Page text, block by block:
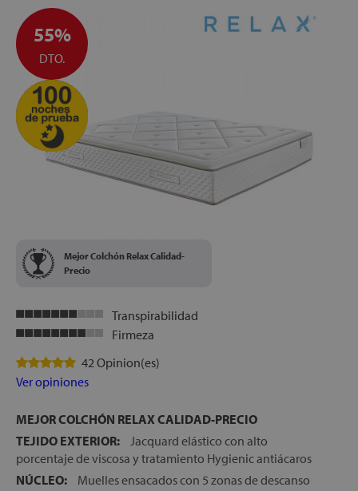
que el colchón sea más resistente y duradero
ENVÍO, INSTALACIÓN Y RETIRADA DEL COLCHÓN
ANTIGUO GRATIS
ALTURA:
55%
DTO.
Mejor Colchón Relax Calidad-
Precio
Transpirabilidad
Firmeza
42 Opinion(es)
Ver opiniones
MEJOR COLCHÓN RELAX CALIDAD-PRECIO
TEJIDO EXTERIOR:
Jacquard elástico con alto
porcentaje de viscosa y tratamiento Hygienic antiácaros
NÚCLEO:
Muelles ensacados con 5 zonas de descanso